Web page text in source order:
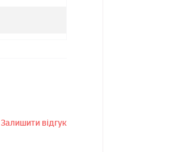
Залишити відгук